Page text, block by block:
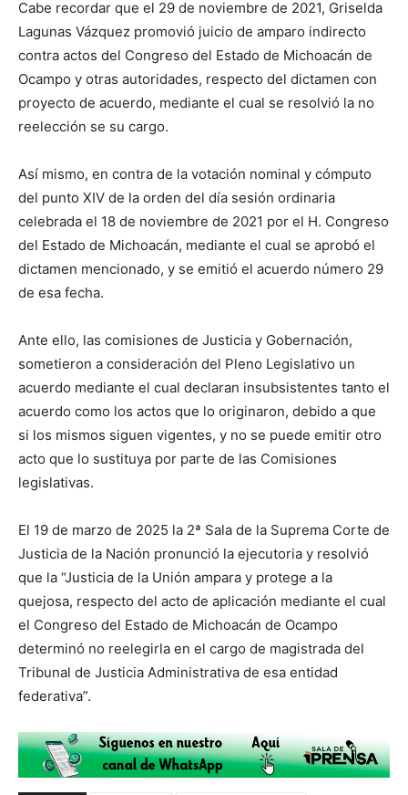
Cabe recordar que el 29 de noviembre de 2021, Griselda
Lagunas Vázquez promovió juicio de amparo indirecto
contra actos del Congreso del Estado de Michoacán de
Ocampo y otras autoridades, respecto del dictamen con
proyecto de acuerdo, mediante el cual se resolvió la no
reelección se su cargo.
Así mismo, en contra de la votación nominal y cómputo
del punto XIV de la orden del día sesión ordinaria
celebrada el 18 de noviembre de 2021 por el H. Congreso
del Estado de Michoacán, mediante el cual se aprobó el
dictamen mencionado, y se emitió el acuerdo número 29
de esa fecha.
Ante ello, las comisiones de Justicia y Gobernación,
sometieron a consideración del Pleno Legislativo un
acuerdo mediante el cual declaran insubsistentes tanto el
acuerdo como los actos que lo originaron, debido a que
si los mismos siguen vigentes, y no se puede emitir otro
acto que lo sustituya por parte de las Comisiones
legislativas.
El 19 de marzo de 2025 la 2ª Sala de la Suprema Corte de
Justicia de la Nación pronunció la ejecutoria y resolvió
que la “Justicia de la Unión ampara y protege a la
quejosa, respecto del acto de aplicación mediante el cual
el Congreso del Estado de Michoacán de Ocampo
determinó no reelegirla en el cargo de magistrada del
Tribunal de Justicia Administrativa de esa entidad
federativa”.